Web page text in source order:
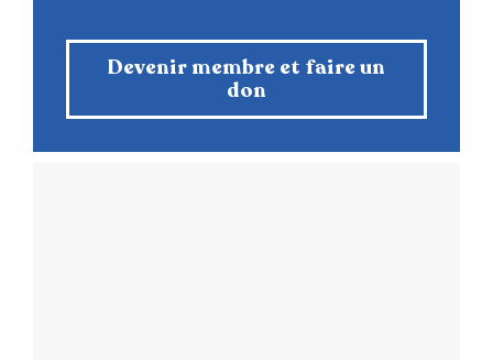
Devenir membre et faire un
don